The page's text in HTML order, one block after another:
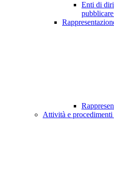
Enti di
Attività e procedimenti